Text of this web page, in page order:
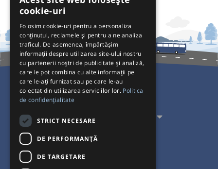
Pentru Călători
Pentru Transportatori
Interacționăm
Acceptăm plăți cu
cookie-uri
Folosim cookie-uri pentru a personaliza
conținutul, reclamele și pentru a ne analiza
traficul. De asemenea, împărtășim
informații despre utilizarea site-ului nostru
cu partenerii noștri de publicitate și analiză,
care le pot combina cu alte informații pe
care le-ați furnizat sau pe care le-au
colectat din utilizarea serviciilor lor. Politica
de confidențialitate
STRICT NECESARE
DE PERFORMANȚĂ
DE TARGETARE